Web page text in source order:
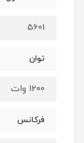
5601
توان
1200 وات
فرکانس